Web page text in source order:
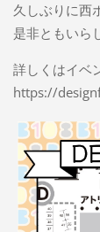
久しぶりに西
是非ともいら
詳しくはイベ
https://